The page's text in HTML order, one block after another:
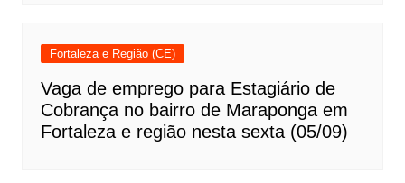
Fortaleza e Região (CE)
Vaga de emprego para Estagiário de
Cobrança no bairro de Maraponga em
Fortaleza e região nesta sexta (05/09)